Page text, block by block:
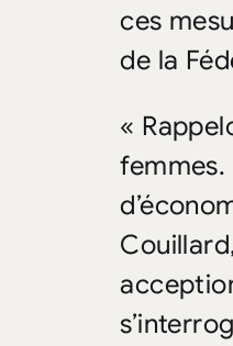
ces
de la
«
femmes.